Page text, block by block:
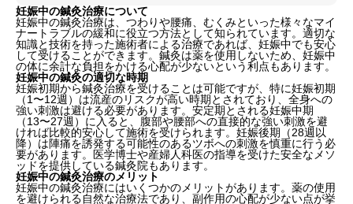
妊娠中の鍼灸治療について
妊娠中の鍼灸治療は、つわりや腰痛、むくみといった様々なマイ
ナートラブルの緩和に役立つ方法として知られています。適切な
知識と技術を持った施術者による治療であれば、妊娠中でも安心
して受けることができます。鍼灸は薬を使用しないため、妊娠中
の体に余計な負担をかける心配が少ないという利点もあります。
妊娠中の鍼灸の適切な時期
妊娠初期から鍼灸治療を受けることは可能ですが、特に妊娠初期
（1〜12週）は流産のリスクが高い時期とされており、全身への
強い刺激は避ける必要があります。安定期とされる妊娠中期
（13〜27週）に入ると、腹部や腰部への直接的な強い刺激を避
ければ比較的安心して施術を受けられます。妊娠後期（28週以
降）は陣痛を誘発する可能性のあるツボへの刺激を慎重に行う必
要があります。医学博士や産婦人科医の指導を受けた安全なメソ
ッドを提供している鍼灸院もあります。
妊娠中の鍼灸治療のメリット
妊娠中の鍼灸治療にはいくつかのメリットがあります。薬の使用
を避けられる自然な治療法であり、副作用の心配が少ない点が挙